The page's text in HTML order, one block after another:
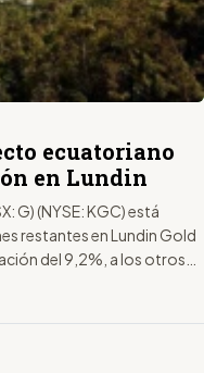
ecuatoriano
en Lundin
G) (NYSE: KGC) está
restantes en Lundin Gold
del 9,2%, a los otros
C $ 150 millones ($ 114